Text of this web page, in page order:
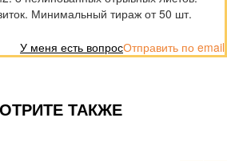
Минимальный тираж от 50 шт.
Отправить по email
У меня есть вопрос
ТАКЖЕ